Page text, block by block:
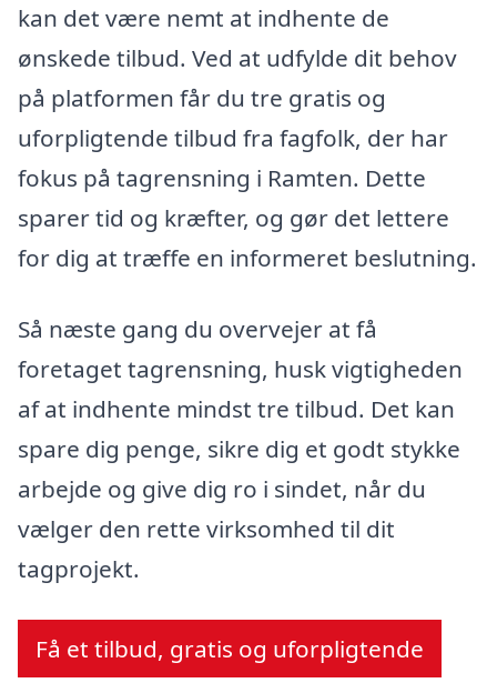
kan det være nemt at indhente de
ønskede tilbud. Ved at udfylde dit behov
på platformen får du tre gratis og
uforpligtende tilbud fra fagfolk, der har
fokus på tagrensning i Ramten. Dette
sparer tid og kræfter, og gør det lettere
for dig at træffe en informeret beslutning.
Så næste gang du overvejer at få
foretaget tagrensning, husk vigtigheden
af at indhente mindst tre tilbud. Det kan
spare dig penge, sikre dig et godt stykke
arbejde og give dig ro i sindet, når du
vælger den rette virksomhed til dit
tagprojekt.
Få et tilbud, gratis og uforpligtende